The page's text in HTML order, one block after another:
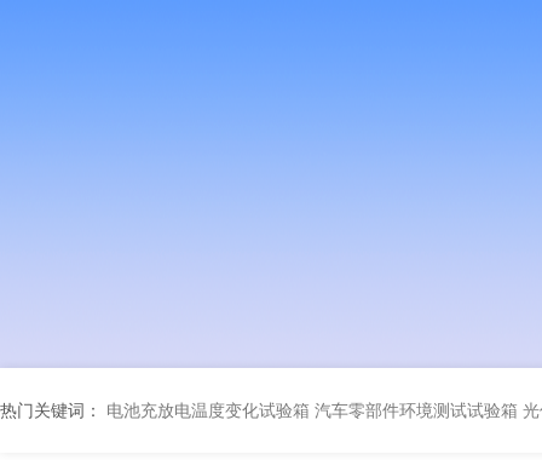
热门关键词： 电池充放电温度变化试验箱 汽车零部件环境测试试验箱